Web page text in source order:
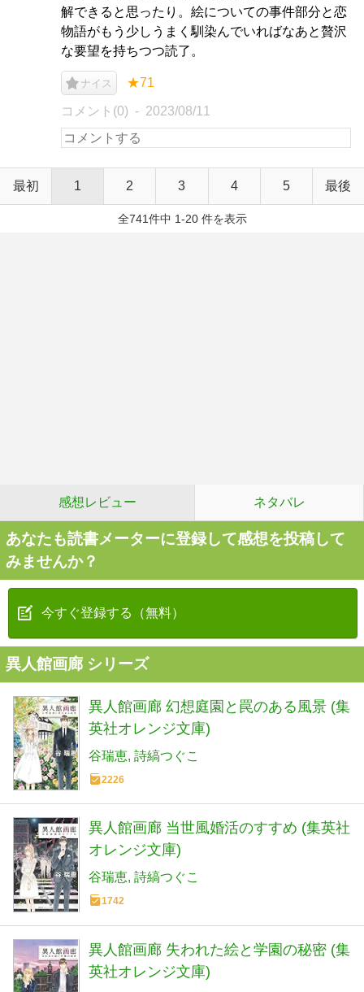
解できると思ったり。絵についての事件部分と恋
物語がもう少しうまく馴染んでいればなあと贅沢
な要望を持ちつつ読了。
ナイス ★71
コメント(0) 2023/08/11
最初 1 2 3 4 5 最後
全741件中 1-20 件を表示
感想レビュー ネタバレ
あなたも読書メーターに登録して感想を投稿して
みませんか？
今すぐ登録する（無料）
異人館画廊 シリーズ
異人館画廊 幻想庭園と罠のある風景 (集
英社オレンジ文庫)
谷瑞恵 詩縞つぐこ
2226
異人館画廊 当世風婚活のすすめ (集英社
オレンジ文庫)
谷瑞恵 詩縞つぐこ
1742
異人館画廊 失われた絵と学園の秘密 (集
英社オレンジ文庫)